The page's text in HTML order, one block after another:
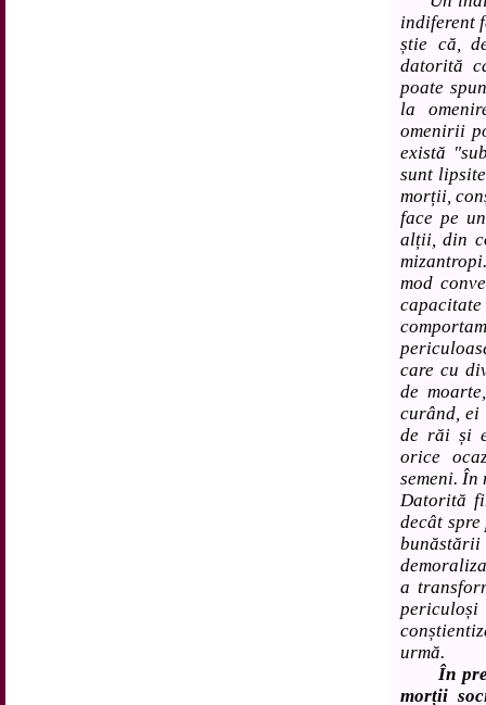
indiferent
știe că,
datorită
poate
la
omenirii
există
sunt
morții,
face pe
alții, din
mod
care cu
de
curând, ei
de răi și
orice
semeni.
Datorită
decât
a
urmă.
În
morții